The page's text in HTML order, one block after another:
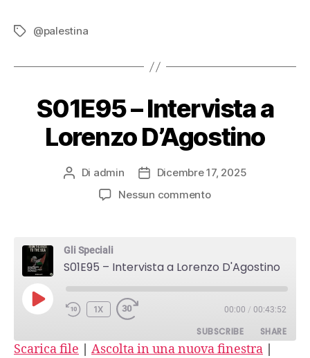
Tag @palestina
S01E95 – Intervista a
Lorenzo D’Agostino
Autore
articolo
Di admin
DataDicembre 17, 2025
Nessun commentosu
Lorenzo
D’Agostino
Gli Speciali
S01E95 – Intervista a Lorenzo D'Agostino
PLAY
EPISODE
1X 00:00 / 00:43:52
SUBSCRIBE SHARE
Scarica file Ascolta in una nuova finestra